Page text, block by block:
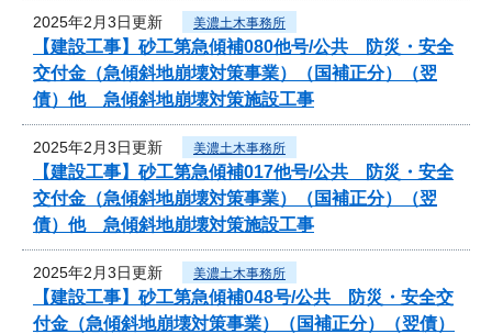
2025年2月3日更新 美濃土木事務所
【建設工事】砂工第急傾補080他号/公共 防災・安全
交付金（急傾斜地崩壊対策事業）（国補正分）（翌
債）他 急傾斜地崩壊対策施設工事
2025年2月3日更新 美濃土木事務所
【建設工事】砂工第急傾補017他号/公共 防災・安全
交付金（急傾斜地崩壊対策事業）（国補正分）（翌
債）他 急傾斜地崩壊対策施設工事
2025年2月3日更新 美濃土木事務所
【建設工事】砂工第急傾補048号/公共 防災・安全交
付金（急傾斜地崩壊対策事業）（国補正分）（翌債）